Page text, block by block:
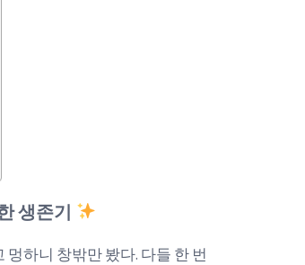
생존기
하니 창밖만 봤다. 다들 한 번